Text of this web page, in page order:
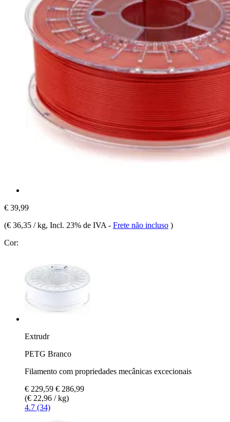
€ 39,99
(€ 36,35 / kg, Incl. 23% de IVA - Frete não incluso )
Cor:
Extrudr
PETG Branco
Filamento com propriedades mecânicas excecionais
€ 229,59 € 286,99
(€ 22,96 / kg)
4.7 (34)